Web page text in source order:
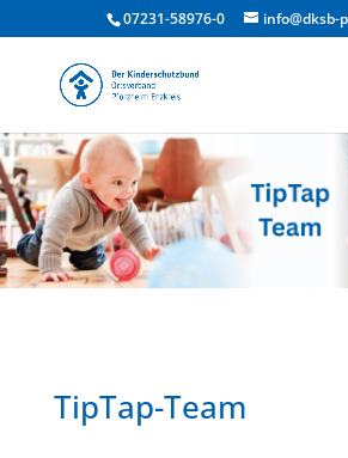
07231-58976-0 info@dksb-
TipTap-Team